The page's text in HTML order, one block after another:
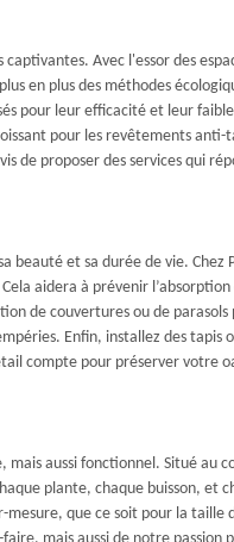
Avec l'essor des
en plus des méthodes
pour leur efficacité et leur
pour les revêtements anti-
de proposer des services qui
et sa durée de vie. Chez
aidera à prévenir
de couvertures ou de
Enfin, installez des tapis
compte pour préserver votre
aussi fonctionnel. Situé au
plante, chaque buisson, et
que ce soit pour la taille